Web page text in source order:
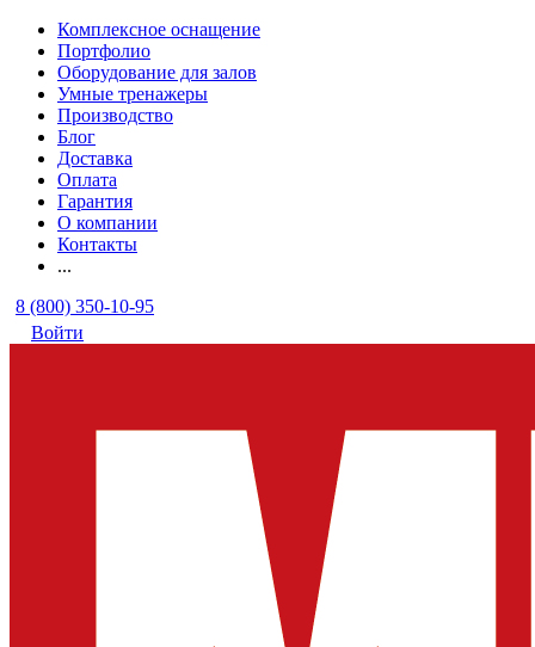
Комплексное оснащение
Портфолио
Оборудование для залов
Умные тренажеры
Производство
Блог
Доставка
Оплата
Гарантия
О компании
Контакты
...
8 (800) 350-10-95
Войти